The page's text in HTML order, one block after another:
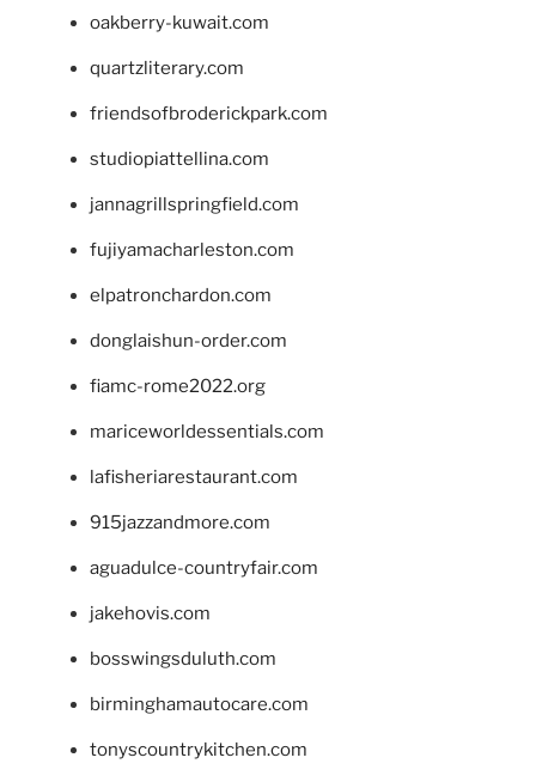
oakberry-kuwait.com
quartzliterary.com
friendsofbroderickpark.com
studiopiattellina.com
jannagrillspringfield.com
fujiyamacharleston.com
elpatronchardon.com
donglaishun-order.com
fiamc-rome2022.org
mariceworldessentials.com
lafisheriarestaurant.com
915jazzandmore.com
aguadulce-countryfair.com
jakehovis.com
bosswingsduluth.com
birminghamautocare.com
tonyscountrykitchen.com